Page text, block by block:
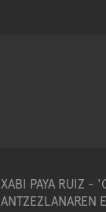
XABI PAYA RUIZ -
ANTZEZLANAREN